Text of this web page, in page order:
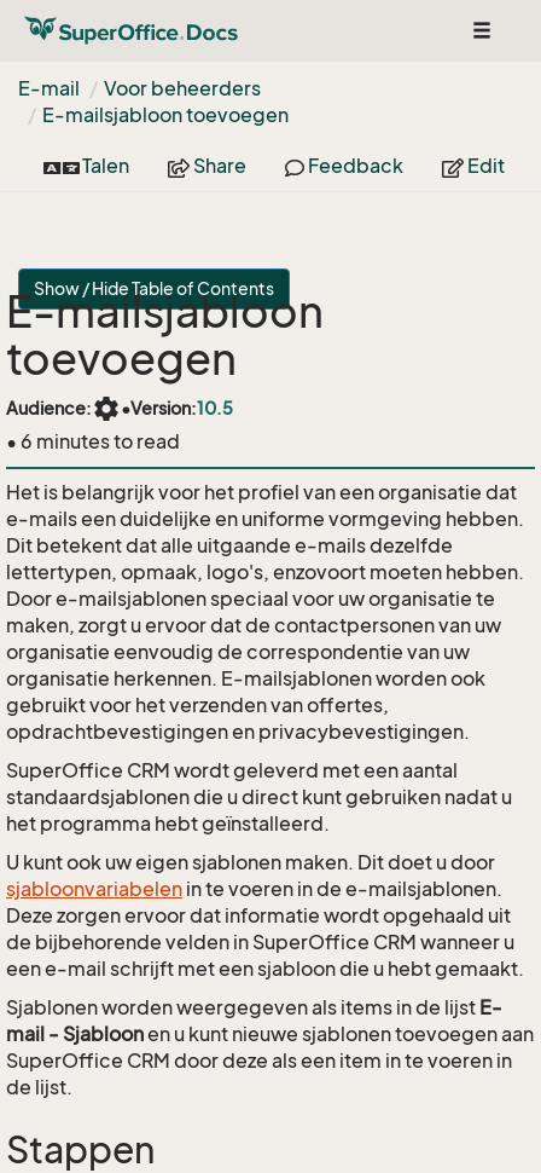
Toggle
E-mail
Voor beheerders
E-mailsjabloon toevoegen
Talen Share Feedback Edit
Show / Hide Table of Contents
E-mailsjabloon
toevoegen
Audience:settings•Version:10.5
• 6 minutes to read
Het is belangrijk voor het profiel van een organisatie dat
e-mails een duidelijke en uniforme vormgeving hebben.
Dit betekent dat alle uitgaande e-mails dezelfde
lettertypen, opmaak, logo's, enzovoort moeten hebben.
Door e-mailsjablonen speciaal voor uw organisatie te
maken, zorgt u ervoor dat de contactpersonen van uw
organisatie eenvoudig de correspondentie van uw
organisatie herkennen. E-mailsjablonen worden ook
gebruikt voor het verzenden van offertes,
opdrachtbevestigingen en privacybevestigingen.
SuperOffice CRM wordt geleverd met een aantal
standaardsjablonen die u direct kunt gebruiken nadat u
het programma hebt geïnstalleerd.
U kunt ook uw eigen sjablonen maken. Dit doet u door
sjabloonvariabelen in te voeren in de e-mailsjablonen.
Deze zorgen ervoor dat informatie wordt opgehaald uit
de bijbehorende velden in SuperOffice CRM wanneer u
een e-mail schrijft met een sjabloon die u hebt gemaakt.
Sjablonen worden weergegeven als items in de lijst E-
mail - Sjabloonen u kunt nieuwe sjablonen toevoegen aan
SuperOffice CRM door deze als een item in te voeren in
de lijst.
Stappen